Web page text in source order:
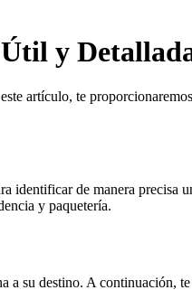
y
artículo, te
identificar de manera
y paquetería.
su destino. A continuación,